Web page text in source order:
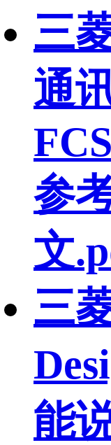
三
通
参
文
三
能